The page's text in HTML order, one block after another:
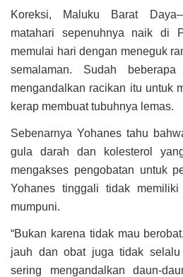
Koreksi, Maluku Barat
matahari sepenuhnya naik di
memulai hari dengan meneguk
semalaman. Sudah
mengandalkan racikan itu untuk
kerap membuat tubuhnya lemas.
Sebenarnya Yohanes tahu
gula darah dan kolesterol
mengakses pengobatan untuk
Yohanes tinggali tidak
mumpuni.
“Bukan karena tidak mau
jauh dan obat juga tidak
sering mengandalkan daun-